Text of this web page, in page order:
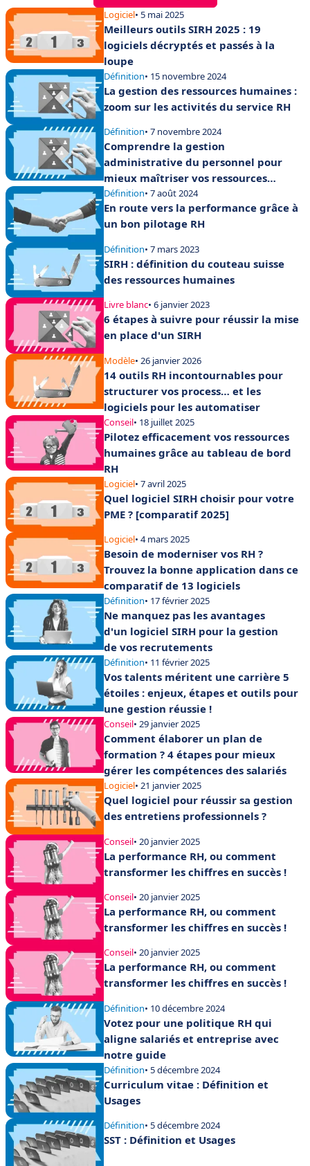
Logiciel• 5 mai 2025
Meilleurs outils SIRH 2025 : 19
logiciels décryptés et passés à la
loupe
Définition• 15 novembre 2024
La gestion des ressources humaines :
zoom sur les activités du service RH
Définition• 7 novembre 2024
Comprendre la gestion
administrative du personnel pour
mieux maîtriser vos ressources
humaines
Définition• 7 août 2024
En route vers la performance grâce à
un bon pilotage RH
Définition• 7 mars 2023
SIRH : définition du couteau suisse
des ressources humaines
Livre blanc• 6 janvier 2023
6 étapes à suivre pour réussir la mise
en place d'un SIRH
Modèle• 26 janvier 2026
14 outils RH incontournables pour
structurer vos process… et les
logiciels pour les automatiser
Conseil• 18 juillet 2025
Pilotez efficacement vos ressources
humaines grâce au tableau de bord
RH
Logiciel• 7 avril 2025
Quel logiciel SIRH choisir pour votre
PME ? [comparatif 2025]
Logiciel• 4 mars 2025
Besoin de moderniser vos RH ?
Trouvez la bonne application dans ce
comparatif de 13 logiciels
Définition• 17 février 2025
Ne manquez pas les avantages
d'un logiciel SIRH pour la gestion
de vos recrutements
Définition• 11 février 2025
Vos talents méritent une carrière 5
étoiles : enjeux, étapes et outils pour
une gestion réussie !
Conseil• 29 janvier 2025
Comment élaborer un plan de
formation ? 4 étapes pour mieux
gérer les compétences des salariés
Logiciel• 21 janvier 2025
Quel logiciel pour réussir sa gestion
des entretiens professionnels ?
Conseil• 20 janvier 2025
La performance RH, ou comment
transformer les chiffres en succès !
Conseil• 20 janvier 2025
La performance RH, ou comment
transformer les chiffres en succès !
Conseil• 20 janvier 2025
La performance RH, ou comment
transformer les chiffres en succès !
Définition• 10 décembre 2024
Votez pour une politique RH qui
aligne salariés et entreprise avec
notre guide
Définition• 5 décembre 2024
Curriculum vitae : Définition et
Usages
Définition• 5 décembre 2024
SST : Définition et Usages